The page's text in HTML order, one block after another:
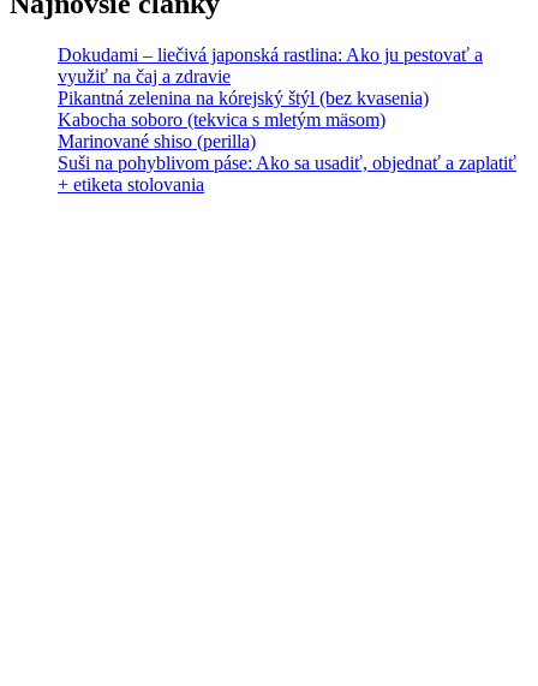
Dokudami – liečivá japonská rastlina: Ako ju pestovať a
využiť na čaj a zdravie
Pikantná zelenina na kórejský štýl (bez kvasenia)
Kabocha soboro (tekvica s mletým mäsom)
Marinované shiso (perilla)
Suši na pohyblivom páse: Ako sa usadiť, objednať a zaplatiť
+ etiketa stolovania